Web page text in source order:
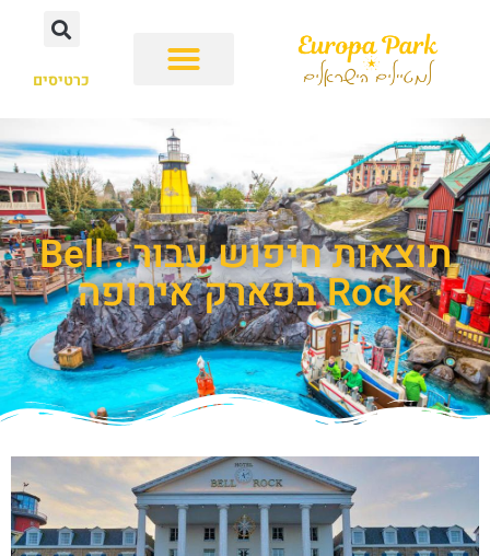
כרטיסים
תוצאות חיפוש עבור : Bell
Rock בפארק אירופה